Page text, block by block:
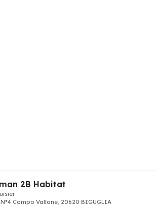
2B Habitat
Campo Vallone, 20620 BIGUGLIA